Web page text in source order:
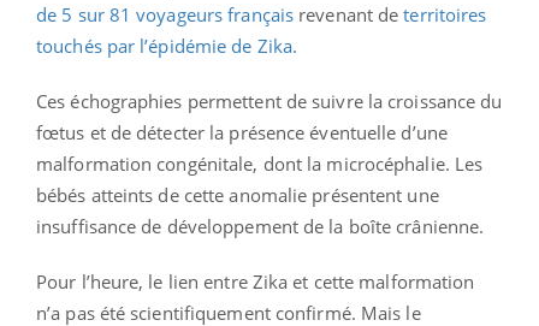
de 5 sur 81 voyageurs français revenant deterritoires
touchés par l’épidémie de Zika.
Ces échographies permettent de suivre la croissance du
fœtus et de détecter la présence éventuelle d’une
malformation congénitale, dont la microcéphalie. Les
bébés atteints de cette anomalie présentent une
insuffisance de développement de la boîte crânienne.
Pour l’heure, le lien entre Zika et cette malformation
n’a pas été scientifiquement confirmé. Mais le